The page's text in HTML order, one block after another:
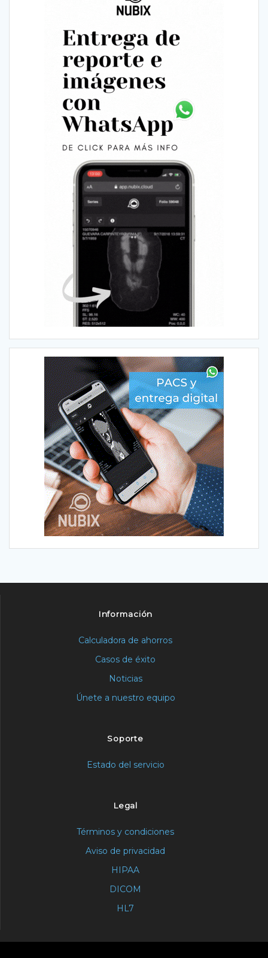
Información
Calculadora de ahorros
Casos de éxito
Noticias
Únete a nuestro equipo
Soporte
Estado del servicio
Legal
Términos y condiciones
Aviso de privacidad
HIPAA
DICOM
HL7